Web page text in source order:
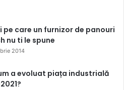
pe care un furnizor de panouri
nu ti le spune
2014
a evoluat piața industrială